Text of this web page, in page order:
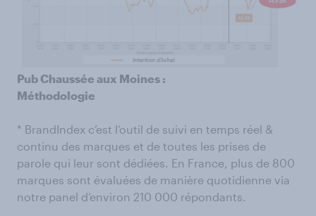
Pub Chaussée aux Moines :
Méthodologie
* BrandIndex c’est l’outil de suivi en temps réel &
continu des marques et de toutes les prises de
parole qui leur sont dédiées. En France, plus de 800
marques sont évaluées de manière quotidienne via
notre panel d’environ 210 000 répondants.